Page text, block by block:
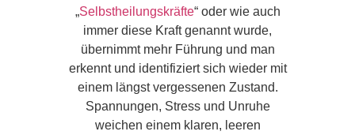
„Selbstheilungskräfte“ oder wie auch
immer diese Kraft genannt wurde,
übernimmt mehr Führung und man
erkennt und identifiziert sich wieder mit
einem längst vergessenen Zustand.
Spannungen, Stress und Unruhe
weichen einem klaren, leeren